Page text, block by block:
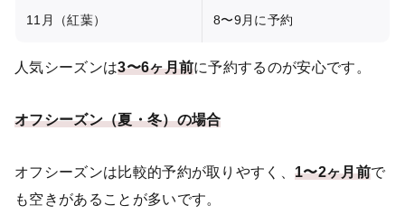
11月（紅葉） 8〜9月に予約
人気シーズンは3〜6ヶ月前に予約するのが安心です。
オフシーズン（夏・冬）の場合
オフシーズンは比較的予約が取りやすく、1〜2ヶ月前で
も空きがあることが多いです。